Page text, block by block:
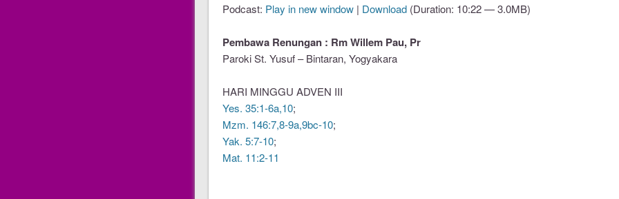
Podcast: Play in new window| Download(Duration: 10:22 — 3.0MB)
Pembawa Renungan : Rm Willem Pau, Pr
Paroki St. Yusuf – Bintaran, Yogyakara
HARI MINGGU ADVEN III
Yes. 35:1-6a,10;
Mzm. 146:7,8-9a,9bc-10;
Yak. 5:7-10;
Mat. 11:2-11